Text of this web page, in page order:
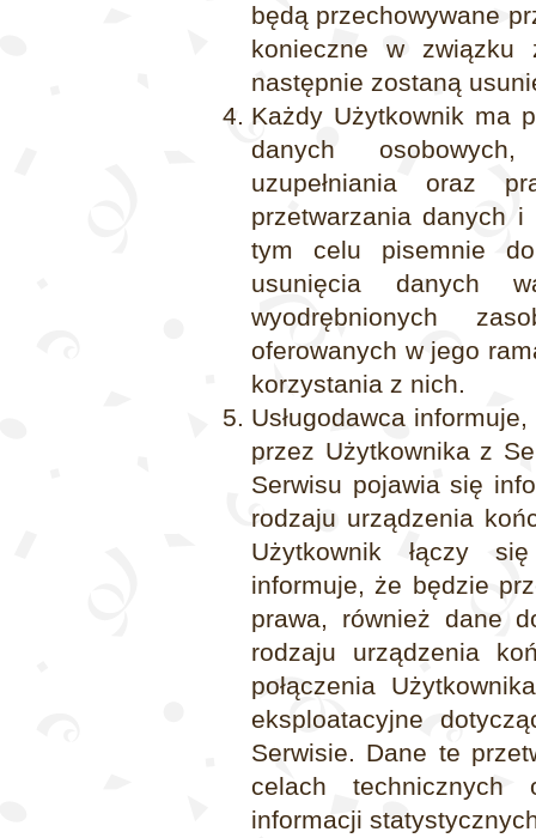
będą przechowywane
konieczne w
następnie zostaną
Każdy Użytkownik ma
danych
uzupełniania oraz
przetwarzania danych
tym celu pisemnie do
usunięcia danych
wyodrębnionych
oferowanych w jego
korzystania z nich.
Usługodawca
przez Użytkownika z
Serwisu pojawia się
rodzaju urządzenia
Użytkownik łączy
informuje, że będzie
prawa, również dane
rodzaju urządzenia
połączenia
eksploatacyjne
Serwisie. Dane te
celach
informacji